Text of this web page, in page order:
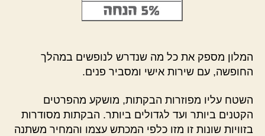
המלון מספק את כל מה שנדרש לנופשים במהלך
החופשה, עם שירות אישי ומסביר פנים.
השטח עליו מפוזרות הבקתות, מושקע מהפרטים
הקטנים ביותר ועד לגדולים ביותר. הבקתות מסודרות
בזוויות שונות זו מזו כלפי המכתש עצמו והמחיר משתנה